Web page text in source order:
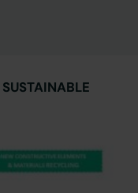
SUSTAINABLE